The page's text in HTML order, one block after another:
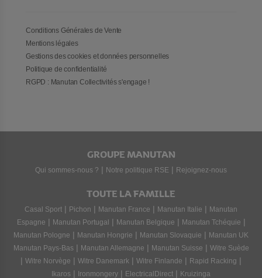
Conditions Générales de Vente
Mentions légales
Gestions des cookies et données personnelles
Politique de confidentialité
RGPD : Manutan Collectivités s'engage !
GROUPE MANUTAN
Qui sommes-nous ? | Notre politique RSE | Rejoignez-nous
TOUTE LA FAMILLE
Casal Sport | Pichon | Manutan France | Manutan Italie | Manutan
Espagne | Manutan Portugal | Manutan Belgique | Manutan Tchéquie |
Manutan Pologne | Manutan Hongrie | Manutan Slovaquie | Manutan UK
Manutan Pays-Bas | Manutan Allemagne | Manutan Suisse | Witre Suède
| Witre Norvège | Witre Danemark | Witre Finlande | Rapid Racking |
Ikaros | Ironmongery | ElectricalDirect | Kruizinga